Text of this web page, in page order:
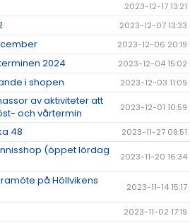
2023-12-17 13:21
2023-12-07 13:33
2023-12-06 20:19
2024 2023-12-04 15:02
i shopen 2023-12-03 11:09
av aktiviteter att
och vårtermin
2023-12-01 10:59
48 2023-11-27 09:51
(öppet lördag
2023-11-20 16:34
på Höllvikens
2023-11-14 15:17
2023-11-02 17:19